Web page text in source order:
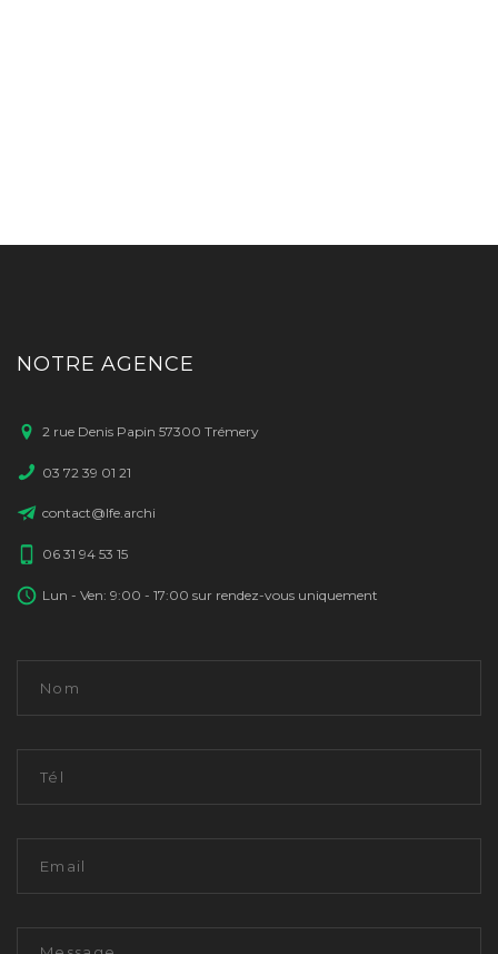
NOTRE AGENCE
2 rue Denis Papin 57300 Trémery
03 72 39 01 21
contact@lfe.archi
06 31 94 53 15
Lun - Ven: 9:00 - 17:00 sur rendez-vous uniquement